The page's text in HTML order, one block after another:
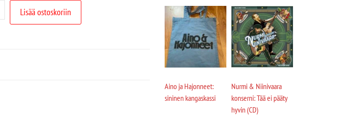
Lisää ostoskoriin
Aino ja Hajonneet:
sininen kangaskassi
Nurmi & Niinivaara
konserni: Tää ei pääty
hyvin (CD)